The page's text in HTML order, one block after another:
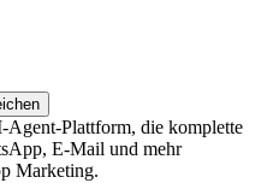
Agent-Plattform, die komplette
E-Mail und mehr
Marketing.